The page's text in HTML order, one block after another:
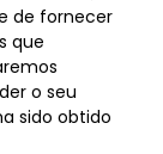
de fornecer
que
o seu
sido obtido